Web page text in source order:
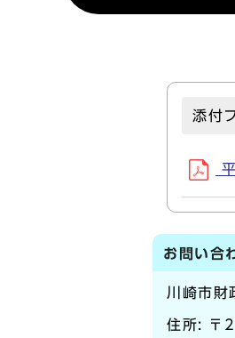
添付
お問い合
川崎市財
住所: 〒